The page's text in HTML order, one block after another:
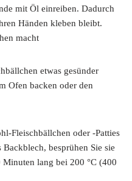
mit Öl einreiben. Dadurch
Händen kleben bleibt.
macht
etwas gesünder
Ofen backen oder den
Fleischbällchen oder -Patties
besprühen Sie sie
lang bei 200 °C (400